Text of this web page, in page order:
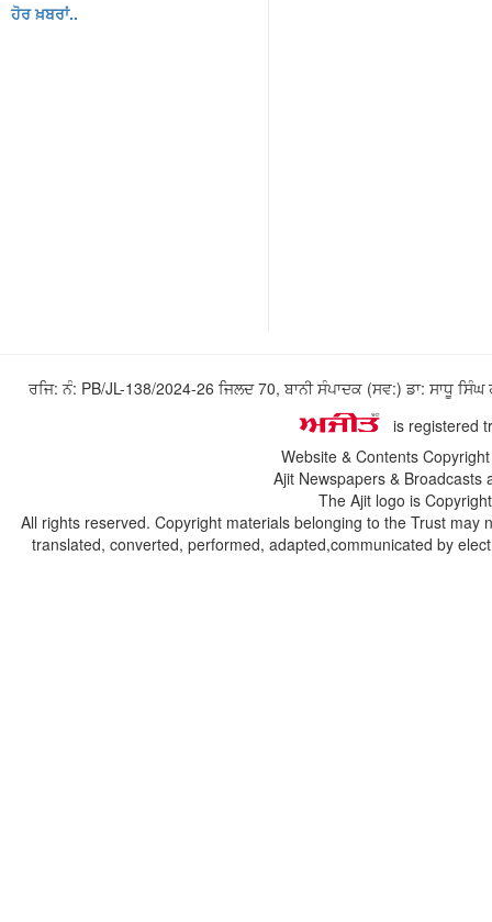
ਹੋਰ ਖ਼ਬਰਾਂ..
ਰਜਿ: ਨੰ: PB/JL-138/2024-26 ਜਿਲਦ 70, ਬਾਨੀ ਸੰਪਾਦਕ (ਸਵ:) ਡਾ: ਸਾਧੂ
is registered
Website & Contents
Ajit Newspapers &
The Ajit logo is
All rights reserved. Copyright materials belonging to the Trust
translated, converted, performed, adapted,communicated by